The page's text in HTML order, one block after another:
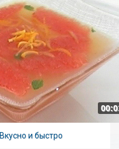
Вкусно и быстро